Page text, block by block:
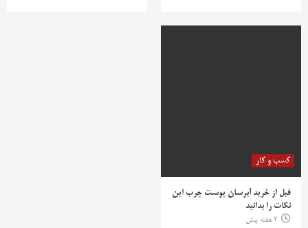
کسب و کار
قبل از خرید آبرسان پوست چرب این
نکات را بدانید
2 هفته پیش